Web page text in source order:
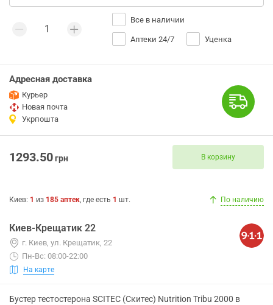
Все в наличии
Аптеки 24/7 Уценка
Адресная доставка
Курьер
Новая почта
Укрпошта
1293.50грн В корзину
Киев: 1 из 185 аптек, где есть 1 шт. По наличию
Киев-Крещатик 22
г. Киев, ул. Крещатик, 22
Пн-Вс: 08:00-22:00
На карте
Бустер тестостерона SCITEC (Скитес) Nutrition Tribu 2000 в